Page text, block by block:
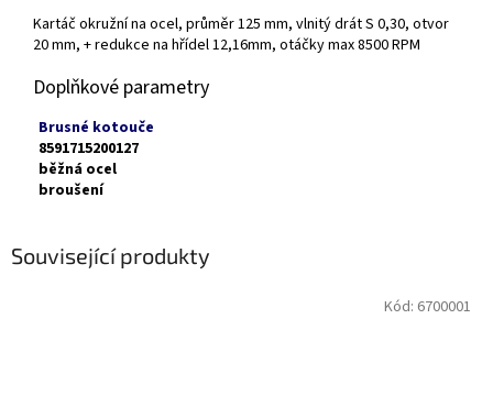
Kartáč okružní na ocel, průměr 125 mm, vlnitý drát S 0,30, otvor
20 mm, + redukce na hřídel 12,16mm, otáčky max 8500 RPM
Doplňkové parametry
Brusné kotouče
8591715200127
běžná ocel
broušení
Související produkty
Kód: 6700001